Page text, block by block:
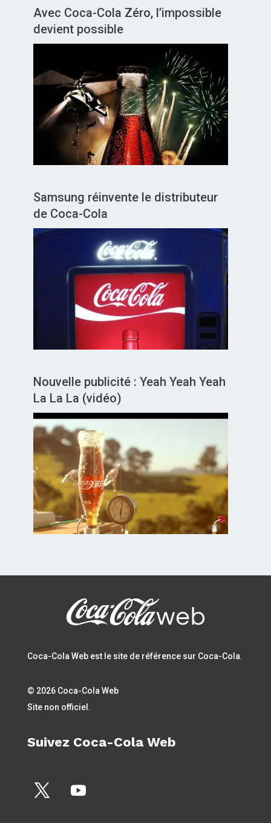
Avec Coca-Cola Zéro, l’impossible
devient possible
Samsung réinvente le distributeur
de Coca-Cola
Nouvelle publicité : Yeah Yeah Yeah
La La La (vidéo)
Coca-Cola Web est le site de référence sur Coca-Cola.
© 2026 Coca-Cola Web
Site non officiel.
Suivez Coca-Cola Web